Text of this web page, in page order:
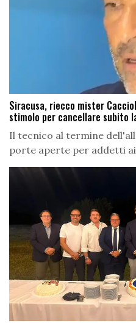
Siracusa, riecco mister
stimolo per cancellare subito
Il tecnico al termine
porte aperte per addetti